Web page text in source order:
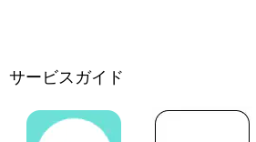
サービスガイド